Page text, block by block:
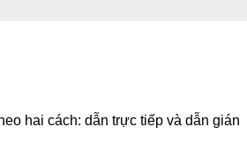
hai cách: dẫn trực tiếp và dẫn gián